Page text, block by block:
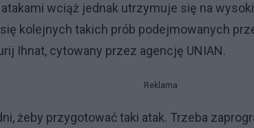
wciąż jednak utrzymuje się na
kolejnych takich prób podejmowanych
Ihnat, cytowany przez agencję UNIAN.
Reklama
żeby przygotować taki atak. Trzeba